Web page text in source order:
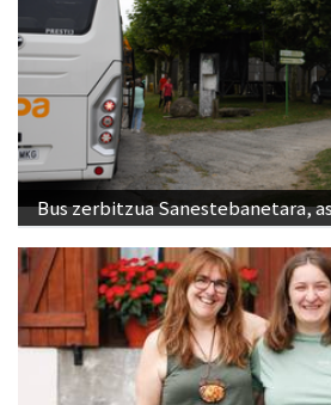
Bus zerbitzua Sanestebanetara,